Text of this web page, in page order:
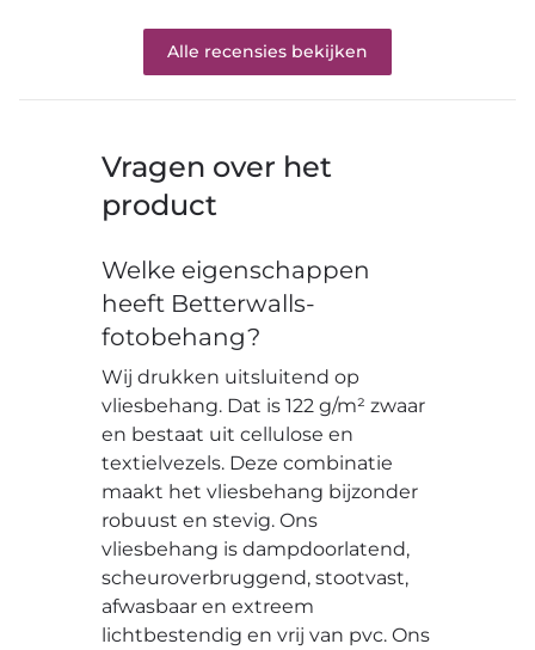
Alle recensies bekijken
Vragen over het
product
Welke eigenschappen
heeft Betterwalls-
fotobehang?
Wij drukken uitsluitend op
vliesbehang. Dat is 122 g/m² zwaar
en bestaat uit cellulose en
textielvezels. Deze combinatie
maakt het vliesbehang bijzonder
robuust en stevig. Ons
vliesbehang is dampdoorlatend,
scheuroverbruggend, stootvast,
afwasbaar en extreem
lichtbestendig en vrij van pvc. Ons